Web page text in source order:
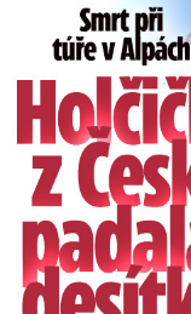
Smrt Češky v